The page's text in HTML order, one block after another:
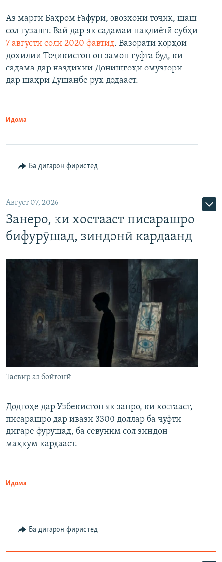
Аз марги Баҳром Ғафурӣ, овозхони тоҷик, шаш
сол гузашт. Вай дар як садамаи нақлиётӣ субҳи
7 августи соли 2020 фавтид. Вазорати корҳои
дохилии Тоҷикистон он замон гуфта буд, ки
садама дар наздикии Донишгоҳи омӯзгорӣ
дар шаҳри Душанбе рух додааст.
Идома
Ба дигарон фиристед
Август 07, 2026
Занеро, ки хостааст писарашро
бифурӯшад, зиндонӣ кардаанд
Тасвир аз бойгонӣ
Додгоҳе дар Узбекистон як занро, ки хостааст,
писарашро дар ивази 3300 доллар ба ҷуфти
дигаре фурӯшад, ба севуним сол зиндон
маҳкум кардааст.
Идома
Ба дигарон фиристед